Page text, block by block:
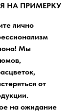
НА ПРИМЕРКУ
лично
Мы
от
на ожидание